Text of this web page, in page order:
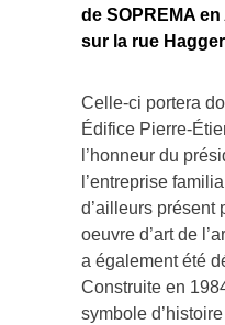
de SOPREMA
sur la rue
Celle-ci portera
Édifice Pierre-
l’honneur du
l’entreprise
d’ailleurs présent
oeuvre d’art de
a également été
Construite en
symbole